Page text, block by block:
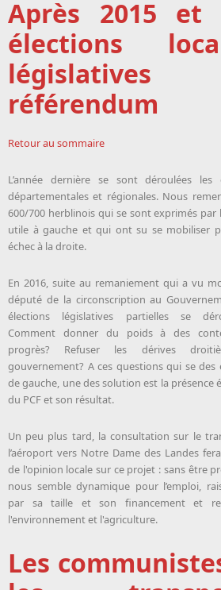
Après 2015 et
élections
référendum
Retour au sommaire
L’année dernière se sont déroulées les
départementales et régionales. Nous
600/700 herblinois qui se sont exprimés par
utile à gauche et qui ont su se mobiliser
échec à la droite.
En 2016, suite au remaniement qui a vu
député de la circonscription au
élections législatives partielles se
Comment donner du poids à des
progrès? Refuser les dérives
gouvernement? A ces questions qui se des
de gauche, une des solution est la présence
du PCF et son résultat.
Un peu plus tard, la consultation sur le
l’aéroport vers Notre Dame des Landes
de l'opinion locale sur ce projet : sans être
nous semble dynamique pour l’emploi,
par sa taille et son financement et
l'environnement et l'agriculture.
Les